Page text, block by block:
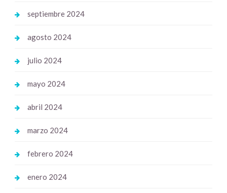
septiembre 2024
agosto 2024
julio 2024
mayo 2024
abril 2024
marzo 2024
febrero 2024
enero 2024